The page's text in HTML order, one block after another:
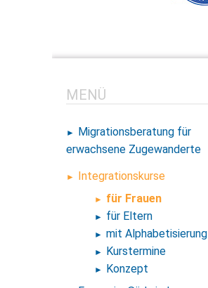
MENÜ
Migrationsberatung für
erwachsene Zugewanderte
Integrationskurse
für Frauen
für Eltern
mit Alphabetisierung
Kurstermine
Konzept